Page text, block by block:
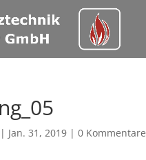
| Jan. 31, 2019 |0 Kommentare